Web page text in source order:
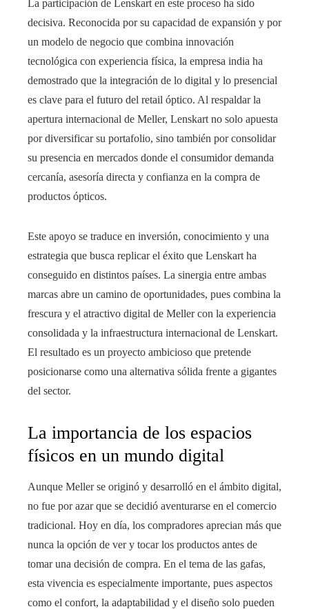
La participación de Lenskart en este proceso ha sido
decisiva. Reconocida por su capacidad de expansión y por
un modelo de negocio que combina innovación
tecnológica con experiencia física, la empresa india ha
demostrado que la integración de lo digital y lo presencial
es clave para el futuro del retail óptico. Al respaldar la
apertura internacional de Meller, Lenskart no solo apuesta
por diversificar su portafolio, sino también por consolidar
su presencia en mercados donde el consumidor demanda
cercanía, asesoría directa y confianza en la compra de
productos ópticos.
Este apoyo se traduce en inversión, conocimiento y una
estrategia que busca replicar el éxito que Lenskart ha
conseguido en distintos países. La sinergia entre ambas
marcas abre un camino de oportunidades, pues combina la
frescura y el atractivo digital de Meller con la experiencia
consolidada y la infraestructura internacional de Lenskart.
El resultado es un proyecto ambicioso que pretende
posicionarse como una alternativa sólida frente a gigantes
del sector.
La importancia de los espacios
físicos en un mundo digital
Aunque Meller se originó y desarrolló en el ámbito digital,
no fue por azar que se decidió aventurarse en el comercio
tradicional. Hoy en día, los compradores aprecian más que
nunca la opción de ver y tocar los productos antes de
tomar una decisión de compra. En el tema de las gafas,
esta vivencia es especialmente importante, pues aspectos
como el confort, la adaptabilidad y el diseño solo pueden